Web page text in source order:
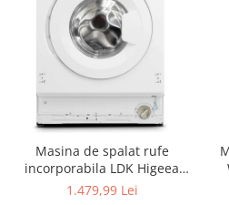
Masina de spalat rufe
incorporabila LDK Higeea
812DD BI, 8 Kg, Clasa D, 1200
1.479,99 Lei